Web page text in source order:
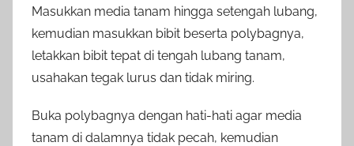
Masukkan media tanam hingga setengah lubang,
kemudian masukkan bibit beserta polybagnya,
letakkan bibit tepat di tengah lubang tanam,
usahakan tegak lurus dan tidak miring.
Buka polybagnya dengan hati-hati agar media
tanam di dalamnya tidak pecah, kemudian